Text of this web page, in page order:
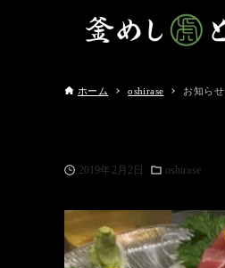
ホーム oshirase お知らせ
2019年2月2日 oshirase